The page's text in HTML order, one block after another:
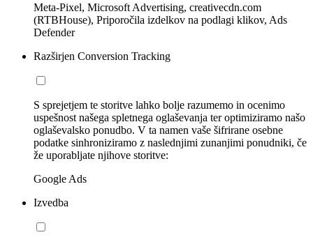
Meta-Pixel, Microsoft Advertising, creativecdn.com
(RTBHouse), Priporočila izdelkov na podlagi klikov, Ads
Defender
Razširjen Conversion Tracking
S sprejetjem te storitve lahko bolje razumemo in ocenimo
uspešnost našega spletnega oglaševanja ter optimiziramo našo
oglaševalsko ponudbo. V ta namen vaše šifrirane osebne
podatke sinhroniziramo z naslednjimi zunanjimi ponudniki, če
že uporabljate njihove storitve:
Google Ads
Izvedba